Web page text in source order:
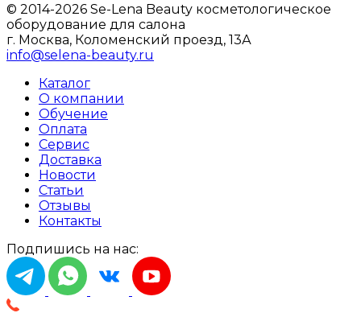
© 2014-2026 Se-Lena Beauty косметологическое
оборудование для салона
г. Москва, Коломенский проезд, 13А
info@selena-beauty.ru
Каталог
О компании
Обучение
Оплата
Сервис
Доставка
Новости
Статьи
Отзывы
Контакты
Подпишись на нас: